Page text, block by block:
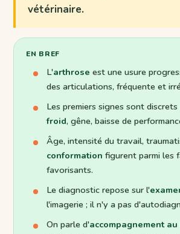
vétérinaire.
EN BREF
L'arthrose est une usure
des articulations, fréquente et
Les premiers signes sont discrets
froid, gêne, baisse de
Âge, intensité du travail,
conformation figurent parmi les
favorisants.
Le diagnostic repose sur l'
l'imagerie ; il n'y a pas
On parle d'accompagnement